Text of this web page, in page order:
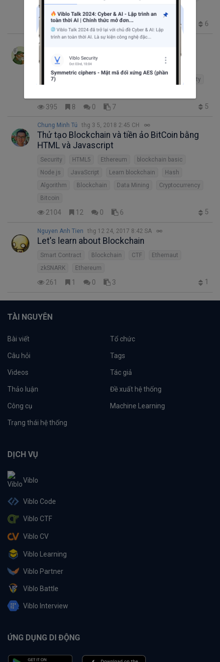
Deep Learning
724 4 0 19 6
Do Trung Kien
Ropsten Ethernaut
Blockchain
Solidity
395 8 0 7 5
Chung Minh Tú thg 3 5, 2018 2:45 CH
Thử tạo Blockchain và tiền ảo BitCoin bằng
HTML và Javascript
Security HTML5 Ethereum
blockchain basic
Node.js
JavaScript Learn blockchain
Hash
Algorithm
Blockchain Data Mining
Cryptocurrency
Bitcoin
2104 12 0 6 5
Nguyen Anh Tien thg 12 24, 2017 8:42 SA
Let's learn about Blockchain
Smart Contract Blockchain CTF
Ethernaut
zkSNARK
Ethereum
261 1 0 3 1
TÀI NGUYÊN
Bài viết Tổ chức
Câu hỏi Tags
Videos Tác giả
Thảo luận Đề xuất hệ thống
Công cụ Machine Learning
Trạng thái hệ thống
DỊCH VỤ
Viblo
Viblo Code
Viblo CTF
Viblo CV
Viblo Learning
Viblo Partner
Viblo Battle
Viblo Interview
ỨNG DỤNG DI ĐỘNG